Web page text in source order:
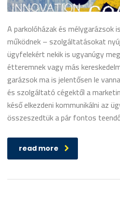
A parkolóházak és mélygarázsok
működnek – szolgáltatásokat
ügyfelekért nekik is ugyanúgy
étteremnek vagy más
garázsok ma is jelentősen le
és szolgáltató cégektől a
késő elkezdeni kommunikálni az
összeszedtük a pár fontos
read more